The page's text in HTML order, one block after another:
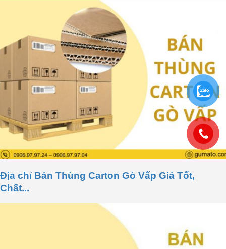
Địa chỉ Bán Thùng Carton Gò Vấp Giá Tốt,
Chất...